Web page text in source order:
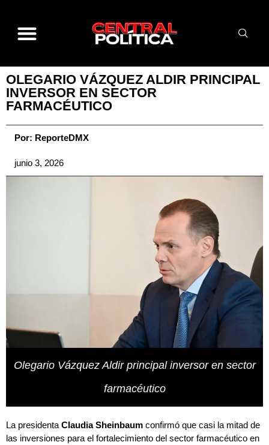
OLEGARIO VÁZQUEZ ALDIR PRINCIPAL
INVERSOR EN SECTOR
FARMACÉUTICO
Por: ReporteDMX
junio 3, 2026
Olegario Vázquez Aldir principal inversor en sector
farmacéutico
La presidenta Claudia Sheinbaum confirmó que casi la mitad de
las inversiones para el fortalecimiento del sector farmacéutico en